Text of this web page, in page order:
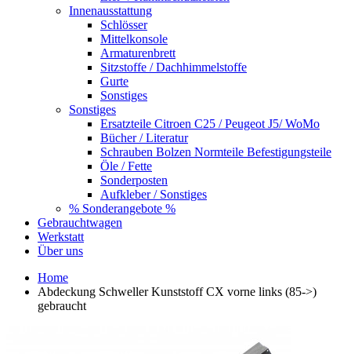
Innenausstattung
Schlösser
Mittelkonsole
Armaturenbrett
Sitzstoffe / Dachhimmelstoffe
Gurte
Sonstiges
Sonstiges
Ersatzteile Citroen C25 / Peugeot J5/ WoMo
Bücher / Literatur
Schrauben Bolzen Normteile Befestigungsteile
Öle / Fette
Sonderposten
Aufkleber / Sonstiges
% Sonderangebote %
Gebrauchtwagen
Werkstatt
Über uns
Home
Abdeckung Schweller Kunststoff CX vorne links (85->)
gebraucht